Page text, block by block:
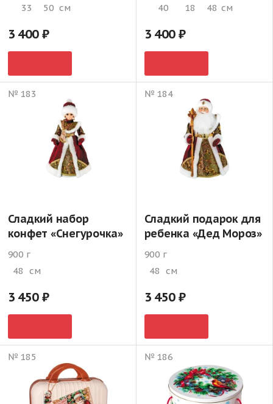
33
50 см
3 400
40
18 48 см
3 400
№ 183
Сладкий набор
конфет «Снегурочка»
900 г
48 см
3 450
№ 184
Сладкий подарок для
ребенка «Дед Мороз»
900 г
48 см
3 450
№ 185 № 186